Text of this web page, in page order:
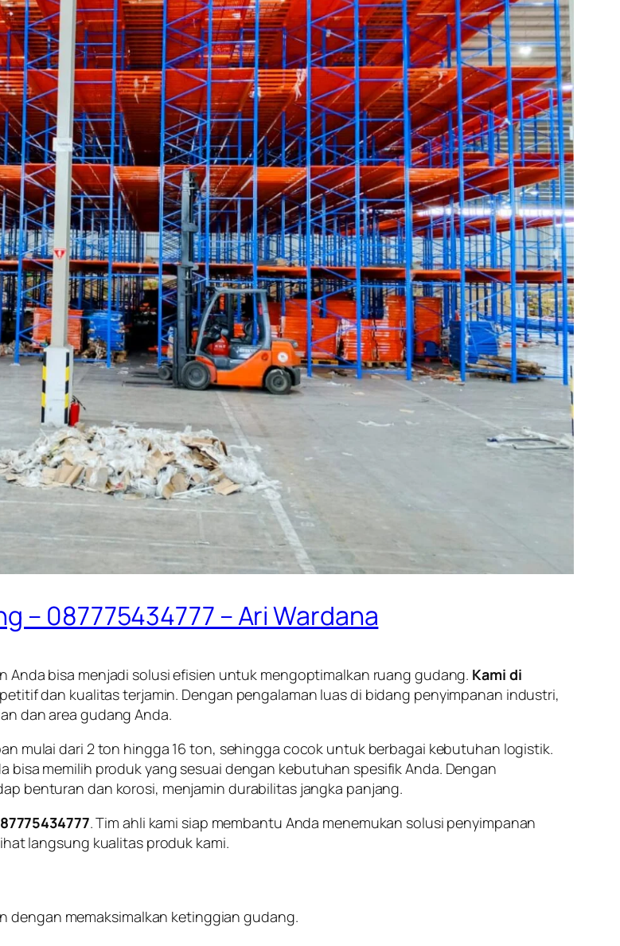
– 087775434777 – Ari Wardana
bisa menjadi solusi efisien untuk mengoptimalkan ruang gudang. Kami di
dan kualitas terjamin. Dengan pengalaman luas di bidang penyimpanan industri,
dan area gudang Anda.
mulai dari 2 ton hingga 16 ton, sehingga cocok untuk berbagai kebutuhan logistik.
bisa memilih produk yang sesuai dengan kebutuhan spesifik Anda. Dengan
benturan dan korosi, menjamin durabilitas jangka panjang.
. Tim ahli kami siap membantu Anda menemukan solusi penyimpanan
langsung kualitas produk kami.
dengan memaksimalkan ketinggian gudang.